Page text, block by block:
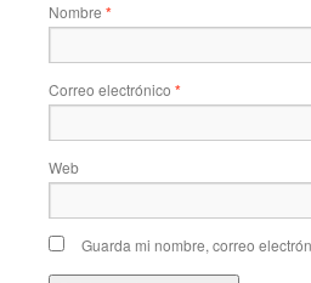
Nombre *
Correo electrónico *
Web
Guarda mi nombre, correo